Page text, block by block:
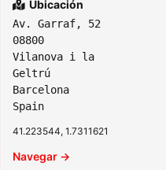
Ubicación
Av. Garraf, 52
08800
Vilanova i la
Geltrú
Barcelona
Spain
41.223544, 1.7311621
Navegar →